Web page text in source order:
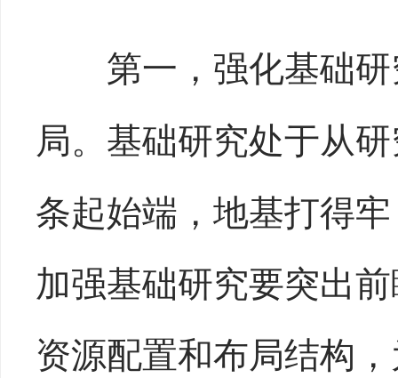
第一，强化基础
局。 基础研究处于从
条起始端，地基打得
加强基础研究要突出
资源配置和布局结构